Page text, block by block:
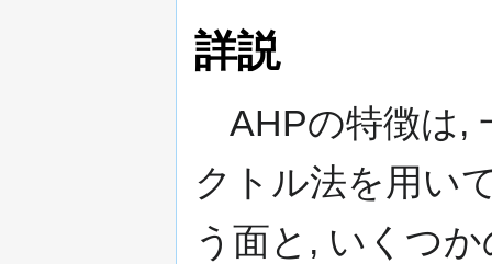
詳説
AHPの特徴は,
クトル法を用い
う面と, いくつ